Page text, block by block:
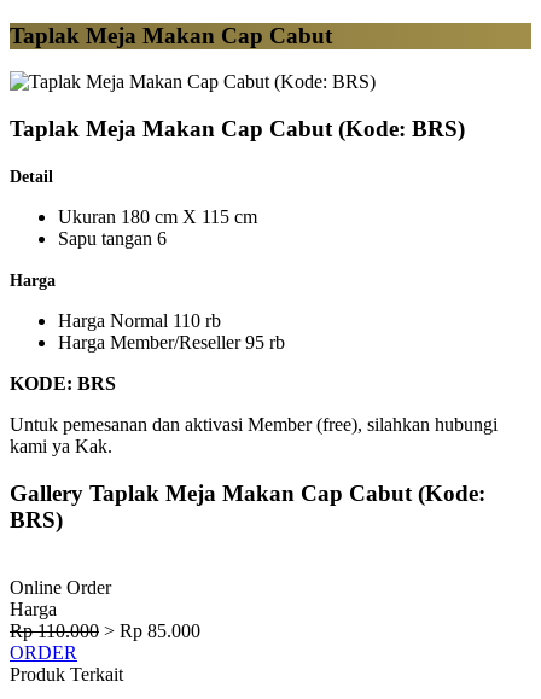
Taplak Meja Makan Cap Cabut
Taplak Meja Makan Cap Cabut (Kode: BRS)
Detail
Ukuran 180 cm X 115 cm
Sapu tangan 6
Harga
Harga Normal 110 rb
Harga Member/Reseller 95 rb
KODE: BRS
Untuk pemesanan dan aktivasi Member (free), silahkan hubungi
kami ya Kak.
Gallery Taplak Meja Makan Cap Cabut (Kode:
BRS)
Online Order
Harga
Rp 110.000 > Rp 85.000
ORDER
Produk Terkait